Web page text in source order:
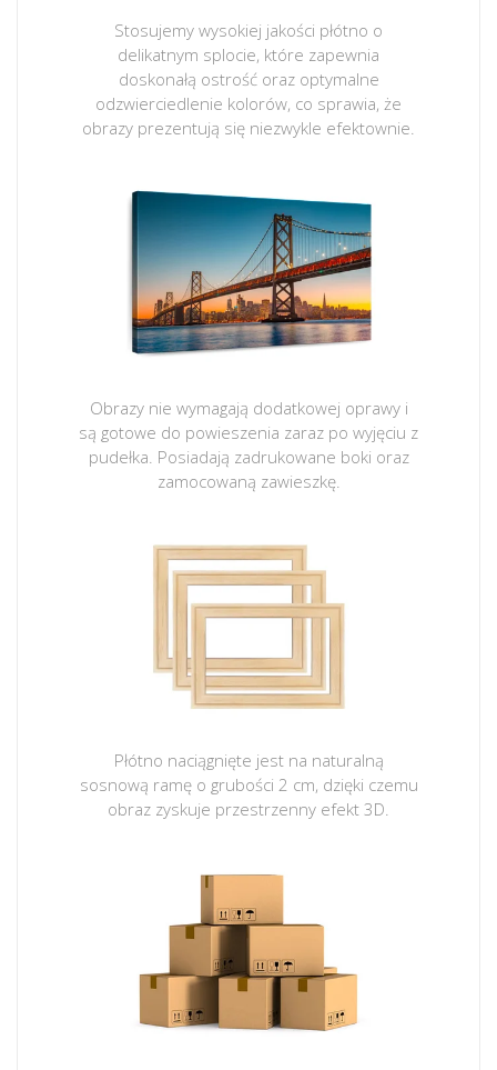
Stosujemy wysokiej jakości płótno o
delikatnym splocie, które zapewnia
doskonałą ostrość oraz optymalne
odzwierciedlenie kolorów, co sprawia, że
obrazy prezentują się niezwykle efektownie.
Obrazy nie wymagają dodatkowej oprawy i
są gotowe do powieszenia zaraz po wyjęciu z
pudełka. Posiadają zadrukowane boki oraz
zamocowaną zawieszkę.
Płótno naciągnięte jest na naturalną
sosnową ramę o grubości 2 cm, dzięki czemu
obraz zyskuje przestrzenny efekt 3D.